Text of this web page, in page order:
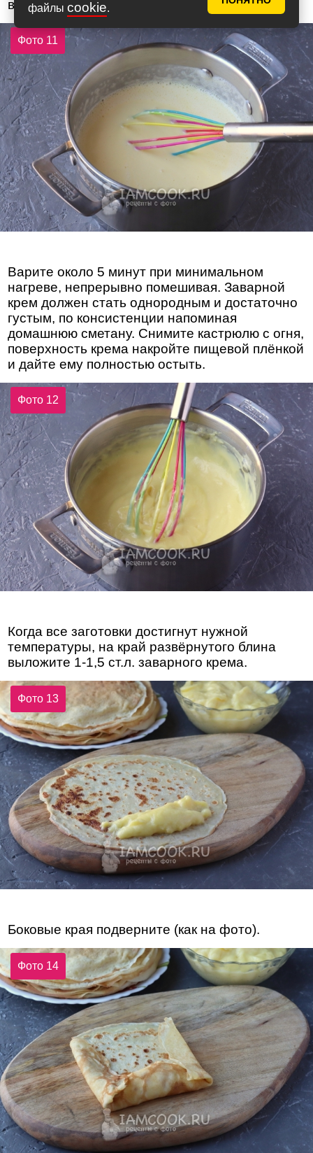
файлы cookie.
в кастрюлю и отправьте на огонь.
Фото 11
Варите около 5 минут при минимальном
нагреве, непрерывно помешивая. Заварной
крем должен стать однородным и достаточно
густым, по консистенции напоминая
домашнюю сметану. Снимите кастрюлю с огня,
поверхность крема накройте пищевой плёнкой
и дайте ему полностью остыть.
Фото 12
Когда все заготовки достигнут нужной
температуры, на край развёрнутого блина
выложите 1-1,5 ст.л. заварного крема.
Фото 13
Боковые края подверните (как на фото).
Фото 14